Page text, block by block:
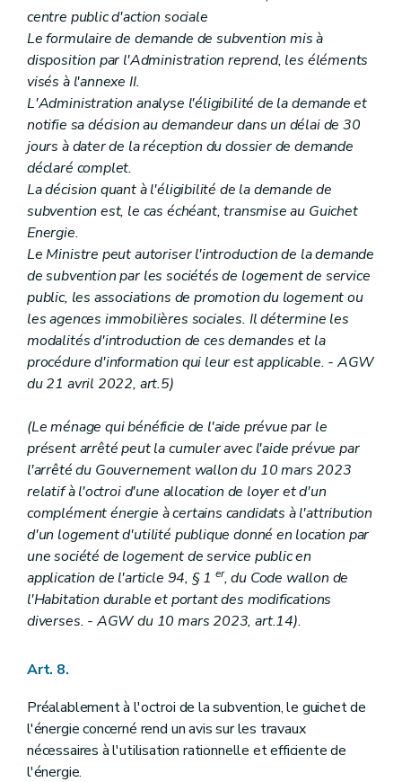
centre public d'action sociale
Le formulaire de demande de subvention mis à
disposition par l'Administration reprend, les éléments
visés à l'annexe II.
L'Administration analyse l'éligibilité de la demande et
notifie sa décision au demandeur dans un délai de 30
jours à dater de la réception du dossier de demande
déclaré complet.
La décision quant à l'éligibilité de la demande de
subvention est, le cas échéant, transmise au Guichet
Energie.
Le Ministre peut autoriser l'introduction de la demande
de subvention par les sociétés de logement de service
public, les associations de promotion du logement ou
les agences immobilières sociales. Il détermine les
modalités d'introduction de ces demandes et la
procédure d'information qui leur est applicable. - AGW
du 21 avril 2022, art.5)
(Le ménage qui bénéficie de l'aide prévue par le
présent arrêté peut la cumuler avec l'aide prévue par
l'arrêté du Gouvernement wallon du 10 mars 2023
relatif à l'octroi d'une allocation de loyer et d'un
complément énergie à certains candidats à l'attribution
d'un logement d'utilité publique donné en location par
une société de logement de service public en
application de l'article 94, § 1er, du Code wallon de
l'Habitation durable et portant des modifications
diverses. - AGW du 10 mars 2023, art.14).
Art. 8.
Préalablement à l'octroi de la subvention, le guichet de
l'énergie concerné rend un avis sur les travaux
nécessaires à l'utilisation rationnelle et efficiente de
l'énergie.